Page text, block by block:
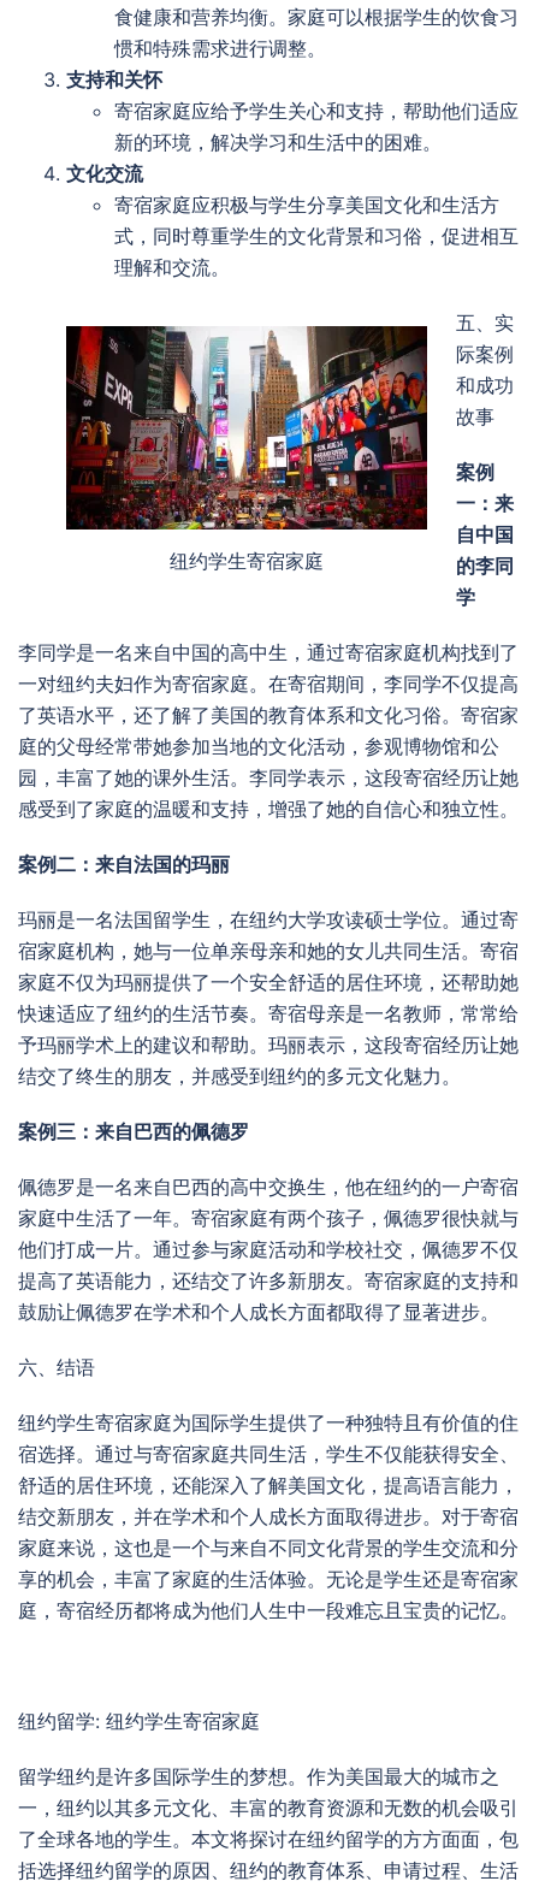
食健康和营养均衡。家庭可以根据学生的饮食习
惯和特殊需求进行调整。
支持和关怀
寄宿家庭应给予学生关心和支持，帮助他们适应
新的环境，解决学习和生活中的困难。
文化交流
寄宿家庭应积极与学生分享美国文化和生活方
式，同时尊重学生的文化背景和习俗，促进相互
理解和交流。
纽约学生寄宿家庭
五、实
际案例
和成功
故事
案例
一：来
自中国
的李同
学
李同学是一名来自中国的高中生，通过寄宿家庭机构找到了
一对纽约夫妇作为寄宿家庭。在寄宿期间，李同学不仅提高
了英语水平，还了解了美国的教育体系和文化习俗。寄宿家
庭的父母经常带她参加当地的文化活动，参观博物馆和公
园，丰富了她的课外生活。李同学表示，这段寄宿经历让她
感受到了家庭的温暖和支持，增强了她的自信心和独立性。
案例二：来自法国的玛丽
玛丽是一名法国留学生，在纽约大学攻读硕士学位。通过寄
宿家庭机构，她与一位单亲母亲和她的女儿共同生活。寄宿
家庭不仅为玛丽提供了一个安全舒适的居住环境，还帮助她
快速适应了纽约的生活节奏。寄宿母亲是一名教师，常常给
予玛丽学术上的建议和帮助。玛丽表示，这段寄宿经历让她
结交了终生的朋友，并感受到纽约的多元文化魅力。
案例三：来自巴西的佩德罗
佩德罗是一名来自巴西的高中交换生，他在纽约的一户寄宿
家庭中生活了一年。寄宿家庭有两个孩子，佩德罗很快就与
他们打成一片。通过参与家庭活动和学校社交，佩德罗不仅
提高了英语能力，还结交了许多新朋友。寄宿家庭的支持和
鼓励让佩德罗在学术和个人成长方面都取得了显著进步。
六、结语
纽约学生寄宿家庭为国际学生提供了一种独特且有价值的住
宿选择。通过与寄宿家庭共同生活，学生不仅能获得安全、
舒适的居住环境，还能深入了解美国文化，提高语言能力，
结交新朋友，并在学术和个人成长方面取得进步。对于寄宿
家庭来说，这也是一个与来自不同文化背景的学生交流和分
享的机会，丰富了家庭的生活体验。无论是学生还是寄宿家
庭，寄宿经历都将成为他们人生中一段难忘且宝贵的记忆。
纽约留学: 纽约学生寄宿家庭
留学纽约是许多国际学生的梦想。作为美国最大的城市之
一，纽约以其多元文化、丰富的教育资源和无数的机会吸引
了全球各地的学生。本文将探讨在纽约留学的方方面面，包
括选择纽约留学的原因、纽约的教育体系、申请过程、生活